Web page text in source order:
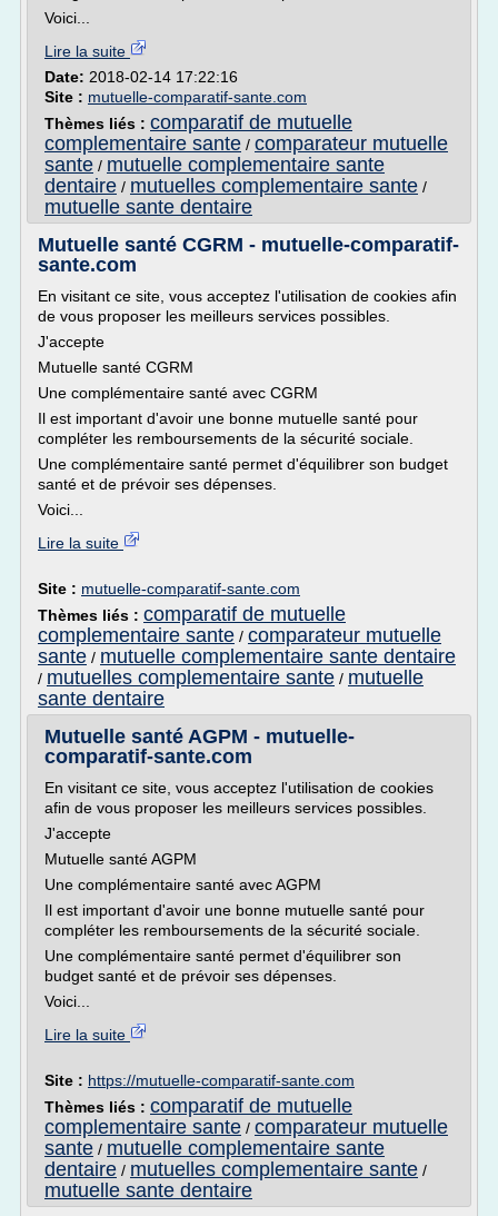
Voici...
Lire la suite
Date: 2018-02-14 17:22:16
Site : mutuelle-comparatif-sante.com
Thèmes liés : comparatif de mutuelle
complementaire sante / comparateur mutuelle
sante / mutuelle complementaire sante
dentaire / mutuelles complementaire sante /
mutuelle sante dentaire
Mutuelle santé CGRM - mutuelle-comparatif-
sante.com
En visitant ce site, vous acceptez l'utilisation de cookies afin
de vous proposer les meilleurs services possibles.
J'accepte
Mutuelle santé CGRM
Une complémentaire santé avec CGRM
Il est important d'avoir une bonne mutuelle santé pour
compléter les remboursements de la sécurité sociale.
Une complémentaire santé permet d'équilibrer son budget
santé et de prévoir ses dépenses.
Voici...
Lire la suite
Site : mutuelle-comparatif-sante.com
Thèmes liés : comparatif de mutuelle
complementaire sante / comparateur mutuelle
sante / mutuelle complementaire sante dentaire
/ mutuelles complementaire sante / mutuelle
sante dentaire
Mutuelle santé AGPM - mutuelle-
comparatif-sante.com
En visitant ce site, vous acceptez l'utilisation de cookies
afin de vous proposer les meilleurs services possibles.
J'accepte
Mutuelle santé AGPM
Une complémentaire santé avec AGPM
Il est important d'avoir une bonne mutuelle santé pour
compléter les remboursements de la sécurité sociale.
Une complémentaire santé permet d'équilibrer son
budget santé et de prévoir ses dépenses.
Voici...
Lire la suite
Site : https://mutuelle-comparatif-sante.com
Thèmes liés : comparatif de mutuelle
complementaire sante / comparateur mutuelle
sante / mutuelle complementaire sante
dentaire / mutuelles complementaire sante /
mutuelle sante dentaire